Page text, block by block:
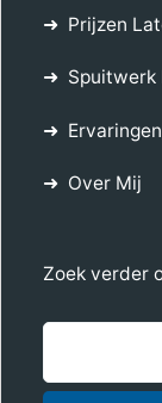
Prijzen
Spuitwerk
Ervaringen
Over Mij
Zoek verder